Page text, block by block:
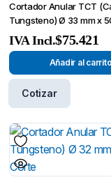
Cortador Anular TCT
Tungsteno) Ø 33 mm x
Broca de Corte-
$75.421
IVA Incl.
Añadir al carrito
Cotizar